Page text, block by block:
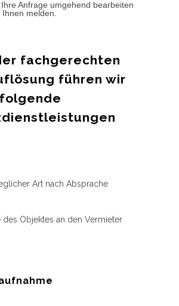
Anfrage umgehend bearbeiten
melden.
fachgerechten
führen wir
Art nach Absprache
des Objektes an den Vermieter